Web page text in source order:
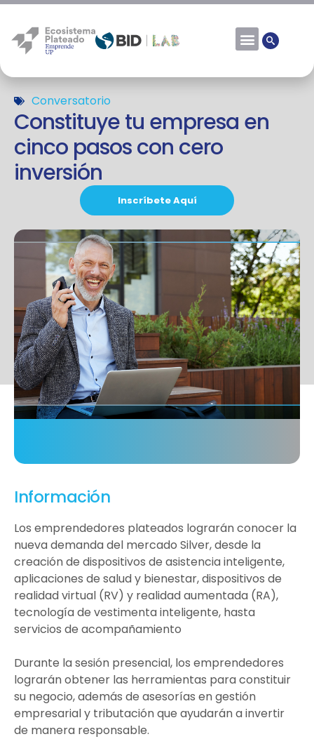
Conversatorio
Constituye tu empresa en
cinco pasos con cero
inversión
Inscríbete Aquí
Información
Los emprendedores plateados lograrán conocer la
nueva demanda del mercado Silver, desde la
creación de dispositivos de asistencia inteligente,
aplicaciones de salud y bienestar, dispositivos de
realidad virtual (RV) y realidad aumentada (RA),
tecnología de vestimenta inteligente, hasta
servicios de acompañamiento
Durante la sesión presencial, los emprendedores
lograrán obtener las herramientas para constituir
su negocio, además de asesorías en gestión
empresarial y tributación que ayudarán a invertir
de manera responsable.